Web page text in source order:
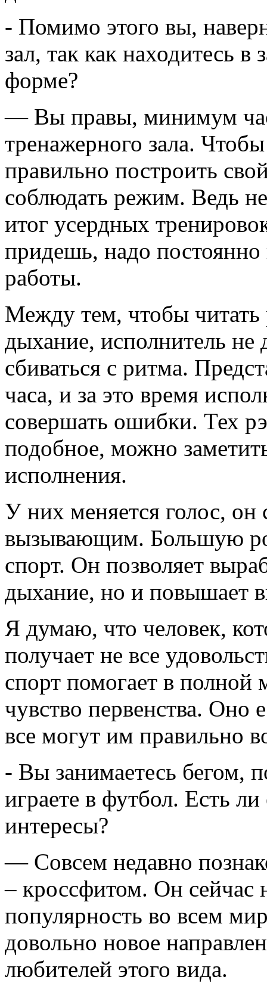
- Помимо этого вы,
зал, так как находитесь в
форме?
— Вы правы, минимум
тренажерного зала.
правильно построить
соблюдать режим. Ведь
итог усердных
придешь, надо
работы.
Между тем, чтобы
дыхание, исполнитель не
сбиваться с ритма.
часа, и за это время
совершать ошибки. Тех
подобное, можно
исполнения.
У них меняется голос, он
вызывающим. Большую
спорт. Он позволяет
дыхание, но и повышает
Я думаю, что человек,
получает не все
спорт помогает в полной
чувство первенства. Оно
все могут им правильно
- Вы занимаетесь бегом,
играете в футбол. Есть
интересы?
— Совсем недавно
– кроссфитом. Он сейчас
популярность во всем
довольно новое
любителей этого вида.